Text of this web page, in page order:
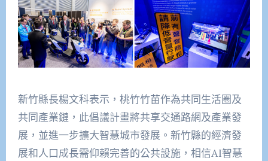
新竹縣長楊文科表示，桃竹竹苗作為共同生活圈及
共同產業鏈，此倡議計畫將共享交通路網及產業發
展，並進一步擴大智慧城市發展。新竹縣的經濟發
展和人口成長需仰賴完善的公共設施，相信AI智慧